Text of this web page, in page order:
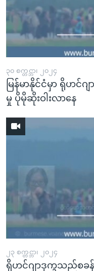
၃၀ စက္တင္ဘာ၊ ၂၀၂၄
မြန်မာနိုင်ငံမှာ ရိုဟင်
မှု ပိုမိုဆိုးဝါးလာနေ
၂၃ စက္တင္ဘာ၊ ၂၀၂၄
ရိုဟင်ဂျာဒုက္ခသည်စခန်